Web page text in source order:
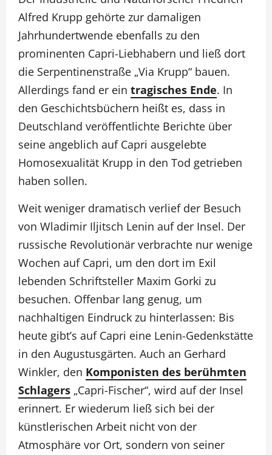
Alfred Krupp gehörte zur damaligen
Jahrhundertwende ebenfalls zu den
prominenten Capri-Liebhabern und ließ dort
die Serpentinenstraße „Via Krupp“ bauen.
Allerdings fand er ein tragisches Ende. In
den Geschichtsbüchern heißt es, dass in
Deutschland veröffentlichte Berichte über
seine angeblich auf Capri ausgelebte
Homosexualität Krupp in den Tod getrieben
haben sollen.
Weit weniger dramatisch verlief der Besuch
von Wladimir Iljitsch Lenin auf der Insel. Der
russische Revolutionär verbrachte nur wenige
Wochen auf Capri, um den dort im Exil
lebenden Schriftsteller Maxim Gorki zu
besuchen. Offenbar lang genug, um
nachhaltigen Eindruck zu hinterlassen: Bis
heute gibt’s auf Capri eine Lenin-Gedenkstätte
in den Augustusgärten. Auch an Gerhard
Winkler, den Komponisten des berühmten
Schlagers „Capri-Fischer“, wird auf der Insel
erinnert. Er wiederum ließ sich bei der
künstlerischen Arbeit nicht von der
Atmosphäre vor Ort, sondern von seiner